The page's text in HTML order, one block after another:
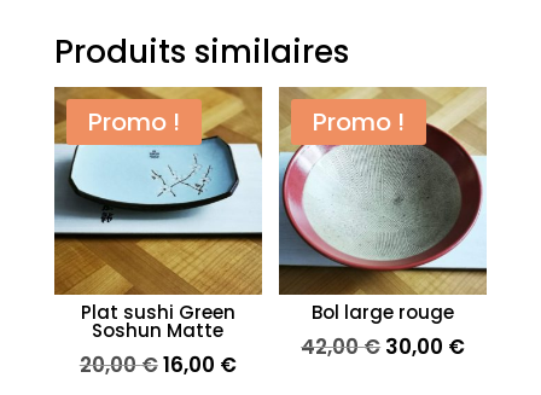
Produits similaires
Promo !
Plat sushi Green
Soshun Matte
20,00€Le
16,00 €Le
Promo !
Bol large rouge
42,00€ Le
30,00 €Le